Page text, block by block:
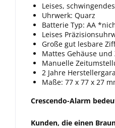
Leises,
Uhrwerk: Quarz
Batterie Typ: AA
Leises
Große gut lesbare
Mattes Gehäuse
Manuelle
2 Jahre
Maße: 77 x 77 x 27
Crescendo-Alarm
Kunden, die einen